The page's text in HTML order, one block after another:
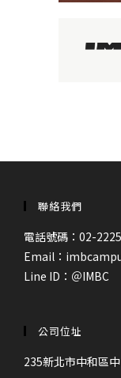
聯絡我們
電話號碼：02-
Email：
Line ID： ＠IMBC
公司位址
235新北市中和區